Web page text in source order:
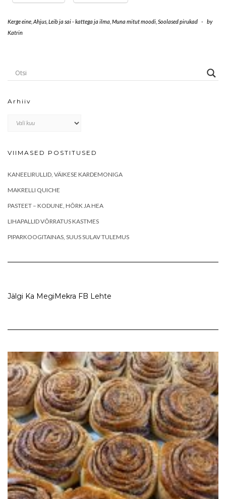
Kerge eine Ahjus Leib ja sai - kattega ja ilma Muna mitut moodi Soolased pirukad -
by
Katrin
Arhiiv
Arhiiv
VIIMASED POSTITUSED
KANEELIRULLID, VÄIKESE KARDEMONIGA
MAKRELLI QUICHE
PASTEET – KODUNE, HÕRK JA HEA
LIHAPALLID VÕRRATUS KASTMES
PIPARKOOGITAINAS, SUUS SULAV TULEMUS
Jälgi Ka MegiMekra FB Lehte